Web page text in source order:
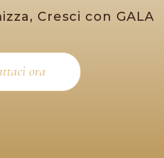
Cresci con GALA
ora